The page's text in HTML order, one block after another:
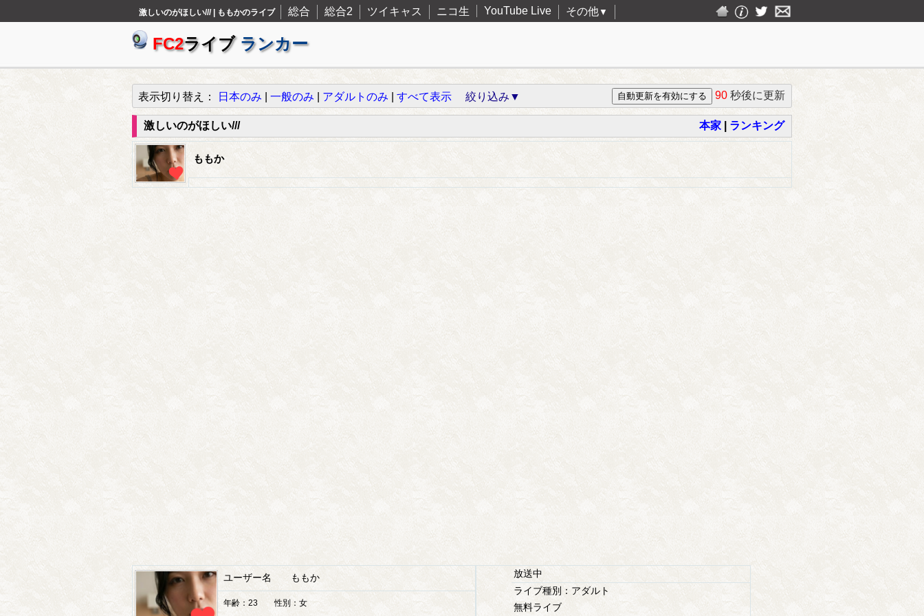
激しいのがほしい/// | ももかのライブ 総合 総合2 ツイキャス ニコ生 YouTube Live その他▼
FC2ライブ ランカー
表示切り替え： 日本のみ 一般のみ アダルトのみ すべて表示 絞り込み▼ 90 秒後に更新
激しいのがほしい/// 本家 ランキング
ももか
ユーザー名 ももか
年齢：23 性別：女
放送中
ライブ種別：アダルト
無料ライブ